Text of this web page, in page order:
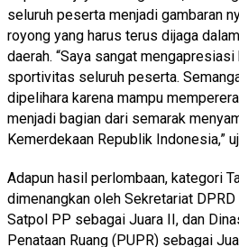
seluruh peserta menjadi gambaran
royong yang harus terus dijaga
daerah. “Saya sangat
sportivitas seluruh peserta.
dipelihara karena mampu
menjadi bagian dari semarak
Kemerdekaan Republik Indonesia,”
Adapun hasil perlombaan, kategori
dimenangkan oleh Sekretariat
Satpol PP sebagai Juara II, dan
Penataan Ruang (PUPR) sebagai